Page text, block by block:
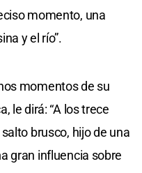
momento, una
y el río”.
momentos de su
le dirá: “A los trece
brusco, hijo de una
gran influencia sobre